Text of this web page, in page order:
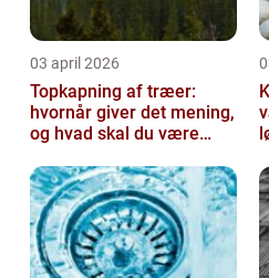
03 april 2026
Topkapning af træer:
hvornår giver det mening,
og hvad skal du være